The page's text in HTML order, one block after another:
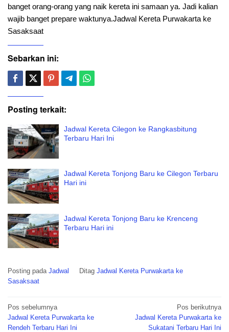
banget orang-orang yang naik kereta ini samaan ya. Jadi kalian
wajib banget prepare waktunya.Jadwal Kereta Purwakarta ke
Sasaksaat
Sebarkan ini:
Posting terkait:
Jadwal Kereta Cilegon ke Rangkasbitung
Terbaru Hari Ini
Jadwal Kereta Tonjong Baru ke Cilegon Terbaru
Hari ini
Jadwal Kereta Tonjong Baru ke Krenceng
Terbaru Hari ini
Posting pada Jadwal Ditag Jadwal Kereta Purwakarta ke
Sasaksaat
Navigasi
pos
Pos sebelumnya
Jadwal Kereta Purwakarta ke
Rendeh Terbaru Hari Ini
Pos berikutnya
Jadwal Kereta Purwakarta ke
Sukatani Terbaru Hari Ini